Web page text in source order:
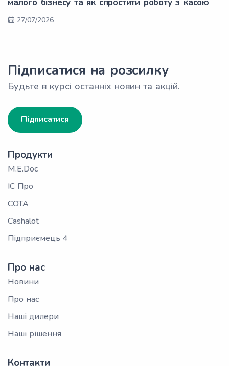
27/07/2026
Підписатися на розсилку
Будьте в курсі останніх новин та акцій.
Підписатися
Продукти
M.E.Doc
ІС Про
СОТА
Cashalot
Підприємець 4
Про нас
Новини
Про нас
Наші дилери
Наші рішення
Контакти